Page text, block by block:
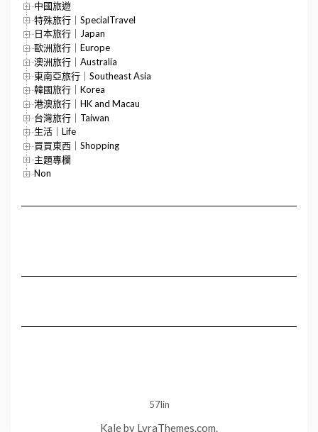
中國旅遊
特殊旅行｜SpecialTravel
日本旅行｜Japan
歐洲旅行｜Europe
澳洲旅行｜Australia
東南亞旅行｜Southeast Asia
韓國旅行｜Korea
港澳旅行｜HK and Macau
台灣旅行｜Taiwan
生活｜Life
買買東西｜Shopping
主題專欄
Non
57lin
Kaleby LyraThemes.com.